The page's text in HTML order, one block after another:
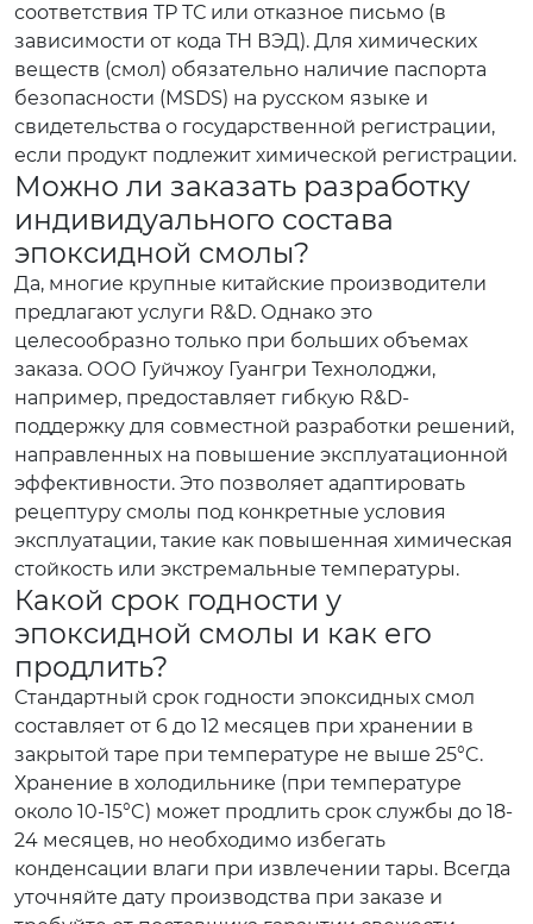
соответствия ТР ТС или отказное письмо (в
зависимости от кода ТН ВЭД). Для химических
веществ (смол) обязательно наличие паспорта
безопасности (MSDS) на русском языке и
свидетельства о государственной регистрации,
если продукт подлежит химической регистрации.
Можно ли заказать разработку
индивидуального состава
эпоксидной смолы?
Да, многие крупные китайские производители
предлагают услуги R&D. Однако это
целесообразно только при больших объемах
заказа. ООО Гуйчжоу Гуангри Технолоджи,
например, предоставляет гибкую R&D-
поддержку для совместной разработки решений,
направленных на повышение эксплуатационной
эффективности. Это позволяет адаптировать
рецептуру смолы под конкретные условия
эксплуатации, такие как повышенная химическая
стойкость или экстремальные температуры.
Какой срок годности у
эпоксидной смолы и как его
продлить?
Стандартный срок годности эпоксидных смол
составляет от 6 до 12 месяцев при хранении в
закрытой таре при температуре не выше 25°C.
Хранение в холодильнике (при температуре
около 10-15°C) может продлить срок службы до 18-
24 месяцев, но необходимо избегать
конденсации влаги при извлечении тары. Всегда
уточняйте дату производства при заказе и